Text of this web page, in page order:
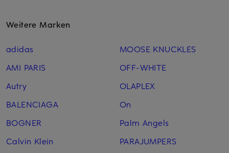
Weitere Marken
adidas
AMI PARIS
Autry
BALENCIAGA
BOGNER
Calvin Klein
MOOSE KNUCKLES
OFF-WHITE
OLAPLEX
On
Palm Angels
PARAJUMPERS